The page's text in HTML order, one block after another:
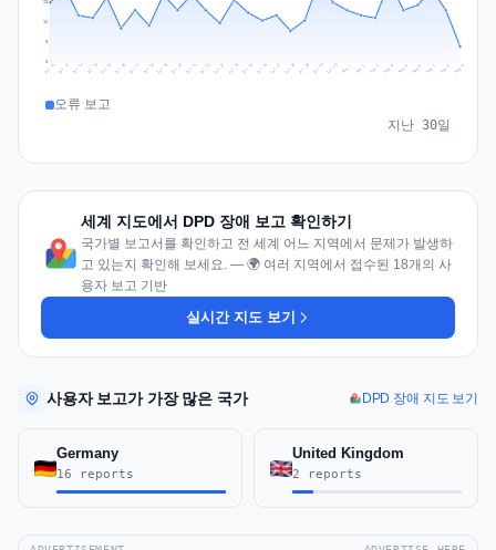
16
23
Jul 11 Jul 12 Jul 13 Jul 14 Jul 15 Jul 16 Jul 17 Jul 18 Jul 19 Jul 20 Jul 21 Jul 22 Jul 23 Jul 24 Jul 25 Jul 26 Jul 27 Jul 28 Jul 29 Jul 30 Jul 31 Aug 1 Aug 2 Aug 3 Aug 4 Aug 5 Aug 6 Aug 7 Aug 8 Aug 9
오류 보고
지난 30일
세계 지도에서 DPD 장애 보고 확인하기
국가별 보고서를 확인하고 전 세계 어느 지역에서 문제가 발생하
고 있는지 확인해 보세요. — 🌍 여러 지역에서 접수된 18개의 사
용자 보고 기반
실시간 지도 보기
사용자 보고가 가장 많은 국가 DPD 장애 지도 보기
Germany
16 reports
United Kingdom
2 reports